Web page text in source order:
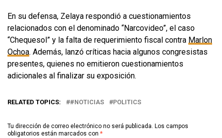
En su defensa, Zelaya respondió a cuestionamientos
relacionados con el denominado “Narcovideo”, el caso
“Chequesol” y la falta de requerimiento fiscal contra Marlon
Ochoa. Además, lanzó críticas hacia algunos congresistas
presentes, quienes no emitieron cuestionamientos
adicionales al finalizar su exposición.
RELATED TOPICS: #NOTICIAS POLITICS
Tu dirección de correo electrónico no será publicada. Los campos
obligatorios están marcados con *